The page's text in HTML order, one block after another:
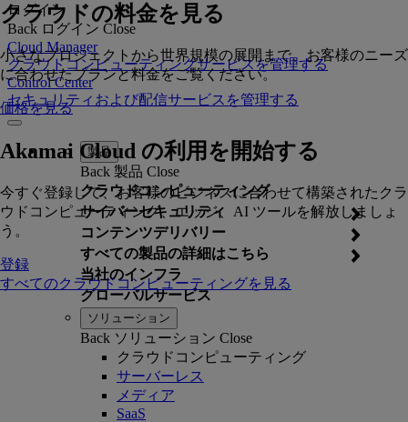
ログイン
Back ログイン Close
Cloud Manager
クラウドコンピューティングサービスを管理する
Control Center
セキュリティおよび配信サービスを管理する
製品
Back 製品 Close
クラウドコンピューティング
サイバーセキュリティ
コンテンツデリバリー
すべての製品の詳細はこちら
当社のインフラ
グローバルサービス
クラウドの料金を見る
小さなプロジェクトから世界規模の展開まで、お客様のニーズ
に合わせたプランと料金をご覧ください。
価格を見る
Akamai Cloud の利用を開始する
今すぐ登録して、お客様のビジネスに合わせて構築されたクラ
ウドコンピューティング、エッジ、AI ツールを解放しましょ
う。
登録
すべてのクラウドコンピューティングを見る
ソリューション
Back ソリューション Close
クラウドコンピューティング
サーバーレス
メディア
SaaS